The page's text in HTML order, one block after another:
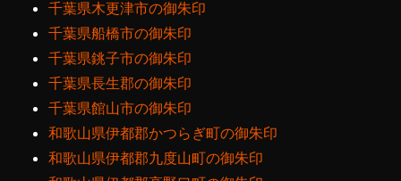
千葉県木更津市の御朱印
千葉県船橋市の御朱印
千葉県銚子市の御朱印
千葉県長生郡の御朱印
千葉県館山市の御朱印
和歌山県伊都郡かつらぎ町の御朱印
和歌山県伊都郡九度山町の御朱印